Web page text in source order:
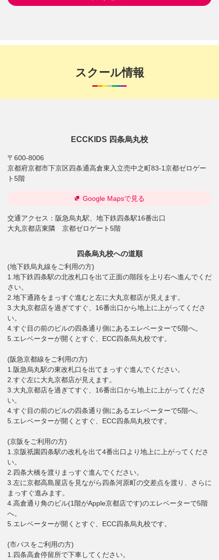
スクール情報
ECCKIDS 四条烏丸校
〒600-8006
京都府京都市下京区四条通高倉東入立売中之町83-1京都ゼロゲー
ト5階
交通アクセス： 阪急烏丸駅、地下鉄四条駅16番出口
大丸京都店東隣 京都ゼロゲート5階
Google Mapsで見る
四条烏丸校への道順
(地下鉄烏丸線をご利用の方)
1.地下鉄四条駅の北改札口を出て正面の階段を上り右へ進んでくだ
さい。
2.地下通路をまっすぐ進むと左に大丸京都店が見えます。
3.大丸京都店を過ぎてすぐ、16番出口から地上に上がってくださ
い。
4.すぐ目の前のビルの四条通り側にあるエレベーターで5階へ。
5.エレベーターが開くとすぐ、ECC四条烏丸校です。
(阪急京都線をご利用の方)
1.阪急烏丸駅の東改札口を出てまっすぐ進んでください。
2.すぐ左に大丸京都店が見えます。
3.大丸京都店を過ぎてすぐ、16番出口から地上に上がってくださ
い。
4.すぐ目の前のビルの四条通り側にあるエレベーターで5階へ。
5.エレベーターが開くとすぐ、ECC四条烏丸校です。
(京阪をご利用の方)
1.京阪祇園四条駅の改札を出て4番出口より地上に上がってくださ
い。
2.四条大橋を渡りまっすぐ進んでください。
3.左に京都高島屋店を見ながら四条河原町の交差点を渡り、さらに
まっすぐ進みます。
4.高倉通り角のビル(1階がApple京都店です)のエレベーターで5階
へ。
5.エレベーターが開くとすぐ、ECC四条烏丸校です。
(市バスをご利用の方)
1.四条高倉停留所で下車してください。